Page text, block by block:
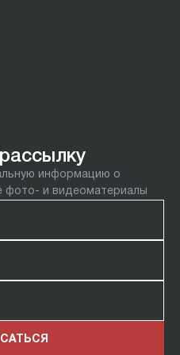
информацию о
фото- и видеоматериалы